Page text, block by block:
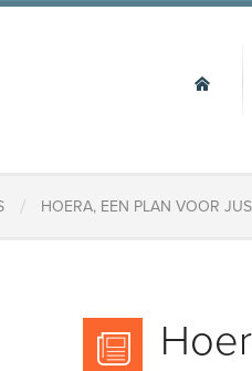
/ HOERA, EEN PLAN VOOR